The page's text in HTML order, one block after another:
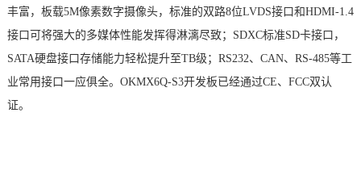
丰富，板载5M像素数字摄像头，标准的双路8位LVDS接口和HDMI-1.4
接口可将强大的多媒体性能发挥得淋漓尽致；SDXC标准SD卡接口，
SATA硬盘接口存储能力轻松提升至TB级；RS232、CAN、RS-485等工
业常用接口一应俱全。 OKMX6Q-S3开发板 已经通过CE、FCC双认
证。